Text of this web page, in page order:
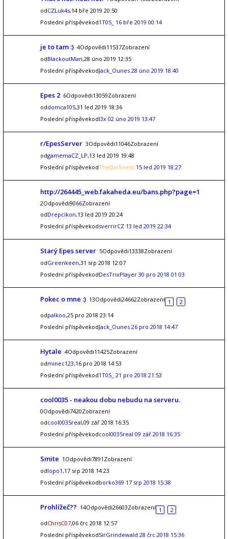
odCZLuk4s,14 bře 2019 20:50
Poslední příspěvekod1T0S_ 16 bře 2019 00:14
je to tam :) 4Odpovědi11537Zobrazení
odBlackoutMan,28 úno 2019 12:35
Poslední příspěvekodJack_Ounes 28 úno 2019 18:40
Epes 2 6Odpovědi13059Zobrazení
oddomca105,31 led 2019 18:36
Poslední příspěvekodl3x 02 úno 2019 13:47
r/EpesServer 3Odpovědi11046Zobrazení
odgamemaCZ_LP,13 led 2019 19:48
Poslední příspěvekodTheDarkness 15 led 2019 18:27
http://264445_web.fakaheda.eu/bans.php?page=1
2Odpovědi9066Zobrazení
odDrepcikon,13 led 2019 20:24
Poslední příspěvekodsverrirCZ 13 led 2019 22:34
Starý Epes server 5Odpovědi13338Zobrazení
odGreenkeen,31 srp 2018 12:07
Poslední příspěvekodDesTrixPlayer 30 pro 2018 01:03
Pokec o mne :) 13Odpovědi24662Zobrazení 1
2
odpalkoo,25 pro 2018 23:14
Poslední příspěvekodJack_Ounes 26 pro 2018 14:47
Hytale 4Odpovědi11425Zobrazení
odminec123,16 pro 2018 14:53
Poslední příspěvekod1T0S_ 21 pro 2018 21:53
cool0035 - neakou dobu nebudu na serveru.
0Odpovědi7420Zobrazení
odcool0035real,09 zář 2018 16:35
Poslední příspěvekodcool0035real 09 zář 2018 16:35
Smite 1Odpovědi7891Zobrazení
odlopo1,17 srp 2018 14:23
Poslední příspěvekodborko369 17 srp 2018 15:38
Prohlížeč?? 14Odpovědi26603Zobrazení 1
2
odChrisC07,06 črc 2018 12:57
Poslední příspěvekodSirGrindewald 28 črc 2018 15:36